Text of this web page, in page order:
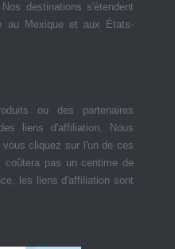
destinations s'étendent
au Mexique et aux États-
ou des partenaires
liens d'affiliation. Nous
cliquez sur l'un de ces
coûtera pas un centime de
les liens d'affiliation sont